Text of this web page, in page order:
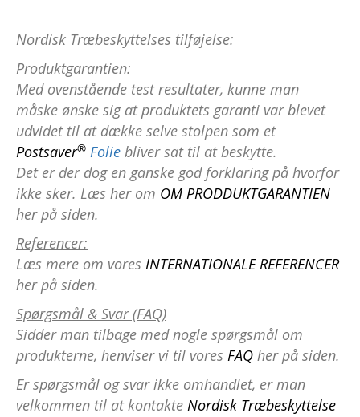
Nordisk Træbeskyttelses tilføjelse:
Produktgarantien:
Med ovenstående test resultater, kunne man
måske ønske sig at produktets garanti var blevet
udvidet til at dække selve stolpen som et
Postsaver® Folie bliver sat til at beskytte.
Det er der dog en ganske god forklaring på hvorfor
ikke sker. Læs her om OM PRODDUKTGARANTIEN
her på siden.
Referencer:
Læs mere om vores INTERNATIONALE REFERENCER
her på siden.
Spørgsmål & Svar (FAQ)
Sidder man tilbage med nogle spørgsmål om
produkterne, henviser vi til vores FAQ her på siden.
Er spørgsmål og svar ikke omhandlet, er man
velkommen til at kontakte Nordisk Træbeskyttelse